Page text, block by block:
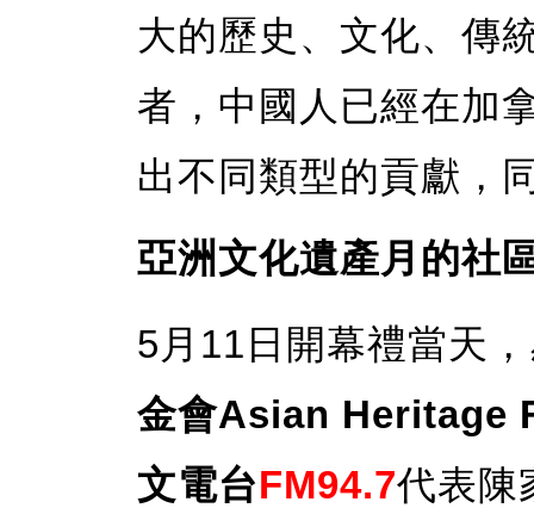
大的歷史、文化、傳
者，中國人已經在加
出不同類型的貢獻，
亞洲文化遺產月的社
5月11日開幕禮當天
金會Asian Heritage
文電台FM94.7代表陳